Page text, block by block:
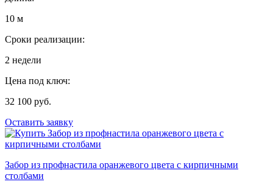
10 м
Сроки реализации:
2 недели
Цена под ключ:
32 100 руб.
Оставить заявку
Забор из профнастила оранжевого цвета с кирпичными
столбами